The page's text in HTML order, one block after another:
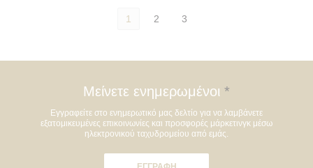
1 2 3
Μείνετε ενημερωμένοι *
Εγγραφείτε στο ενημερωτικό μας δελτίο για να λαμβάνετε
εξατομικευμένες επικοινωνίες και προσφορές μάρκετινγκ μέσω
ηλεκτρονικού ταχυδρομείου από εμάς.